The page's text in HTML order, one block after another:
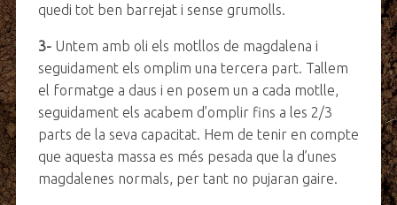
quedi tot ben barrejat i sense grumolls.
3- Untem amb oli els motllos de magdalena i
seguidament els omplim una tercera part. Tallem
el formatge a daus i en posem un a cada motlle,
seguidament els acabem d’omplir fins a les 2/3
parts de la seva capacitat. Hem de tenir en compte
que aquesta massa es més pesada que la d’unes
magdalenes normals, per tant no pujaran gaire.